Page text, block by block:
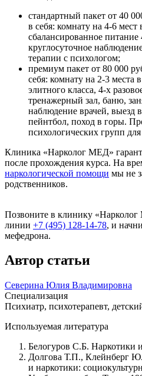
стандартный пакет от 40
в себя: комнату на 4-6 мест
сбалансированное питание
круглосуточное
терапии с психологом;
премиум пакет от 80 000
себя: комнату на 2-3 места
элитного класса, 4-х
тренажерный зал, баню,
наблюдение врачей, выезд
пейнтбол, поход в горы.
психологических групп
Клиника «Нарколог МЕД»
после прохождения курса. На
наркологической помощи мы не
родственников.
Позвоните в клинику
линии +7 (495) 128-14-78, и
мефедрона.
Автор статьи
Северина Юлия Владимировна
Специализация
Психиатр, психотерапевт,
Используемая литература
Белогуров С.Б. Наркотики
Долгова Т.П., Клейнберг
и наркотики: